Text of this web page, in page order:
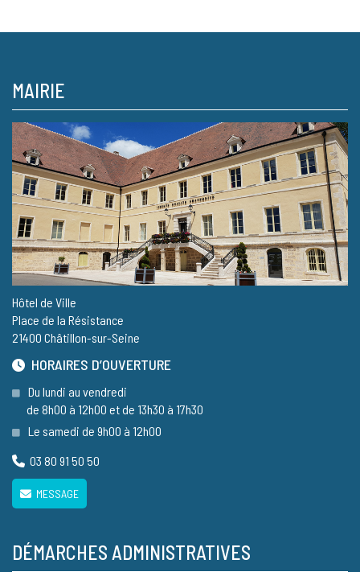
MAIRIE
Hôtel de Ville
Place de la Résistance
21400 Châtillon-sur-Seine
HORAIRES D’OUVERTURE
Du lundi au vendredi
de 8h00 à 12h00 et de 13h30 à 17h30
Le samedi de 9h00 à 12h00
03 80 91 50 50
MESSAGE
DÉMARCHES ADMINISTRATIVES